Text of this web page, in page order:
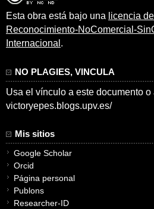
Esta obra está bajo una licencia
Reconocimiento-NoComercial-
Internacional .
NO PLAGIES, VINCULA
Usa el vínculo a este documento
victoryepes.blogs.upv.es/
Mis sitios
Google Scholar
Orcid
Página personal
Publons
Researcher-ID